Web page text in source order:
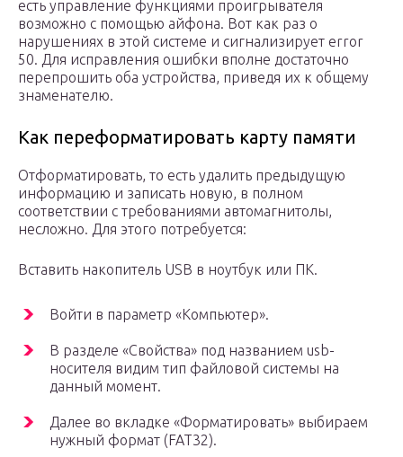
есть управление функциями проигрывателя
возможно с помощью айфона. Вот как раз о
нарушениях в этой системе и сигнализирует error
50. Для исправления ошибки вполне достаточно
перепрошить оба устройства, приведя их к общему
знаменателю.
Как переформатировать карту памяти
Отформатировать, то есть удалить предыдущую
информацию и записать новую, в полном
соответствии с требованиями автомагнитолы,
несложно. Для этого потребуется:
Вставить накопитель USB в ноутбук или ПК.
Войти в параметр «Компьютер».
В разделе «Свойства» под названием usb-
носителя видим тип файловой системы на
данный момент.
Далее во вкладке «Форматировать» выбираем
нужный формат (FAT32).